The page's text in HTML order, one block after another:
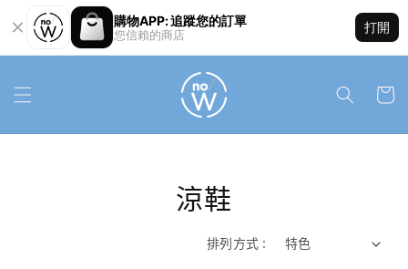
購物APP: 追蹤您的訂單
您信賴的商店
打開
涼鞋
排列方式 :